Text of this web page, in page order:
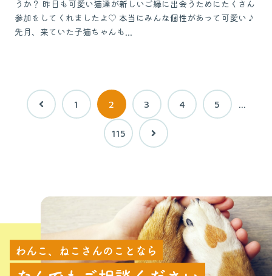
うか？ 昨日も可愛い猫達が新しいご縁に出会うためにたくさん
参加をしてくれましたよ♡ 本当にみんな個性があって可愛い♪
先月、来ていた子猫ちゃんも...
1 2 3 4 5 …
115
わんこ、ねこさんのことなら